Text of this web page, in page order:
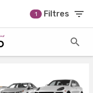
1 Filtres